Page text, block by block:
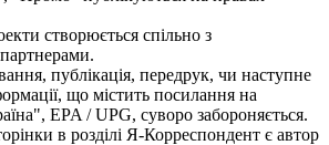
створюється спільно з
публікація, передрук, чи наступне
що містить посилання на
EPA / UPG, суворо забороняється.
в розділі Я-Корреспондент є автор